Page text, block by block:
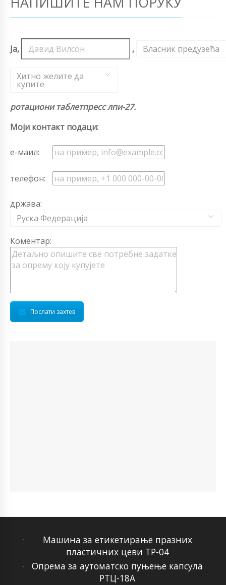
Ја, , Власник предузећа
,
Хитно желите да
купите
ротациони таблетпресс лпи-27.
Моји контакт подаци:
е-маил:
телефон:
држава:
Руска Федерација
Коментар:
Послати захтев
Машина за етикетирање празних
пластичних цеви ТР-04
Опрема за аутоматско пуњење капсула
РТЦ-18А